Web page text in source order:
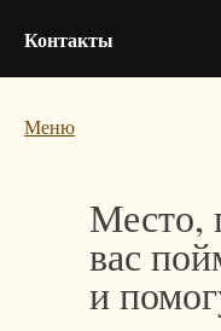
Контакты
Меню
Место,
вас
и